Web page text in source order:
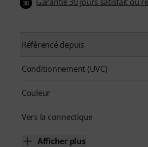
30
Référencé depuis
Conditionnement (UVC)
Couleur
Vers la connectique
Afficher plus